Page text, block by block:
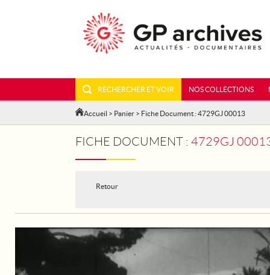
RECHERCHER ET VOIR NOS COLLECTIONS
Accueil > Panier > Fiche Document : 4729GJ 00013
FICHE DOCUMENT : 4729GJ 00013 - APRÈS
Retour